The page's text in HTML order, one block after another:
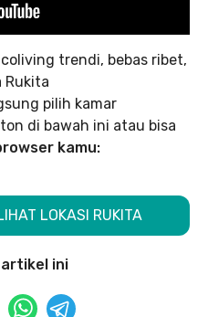
trendi, bebas ribet,
Rukita
pilih kamar
di bawah ini atau bisa
kamu:
LOKASI RUKITA
ini